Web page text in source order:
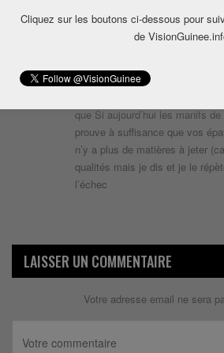
Jespère que c’est la corruption
être champion incontestable
une faute lourde il a fallu arriver
que Si aujourd’hui les manifs
prouve à suffisance que vos
n’y a plus de matières à jeter
qualités mais je dis et je le
l’échec
LAISSER UN COMMENTAIRE
Votre adresse email ne sera
Cliquez sur les boutons ci-dessous pour
de